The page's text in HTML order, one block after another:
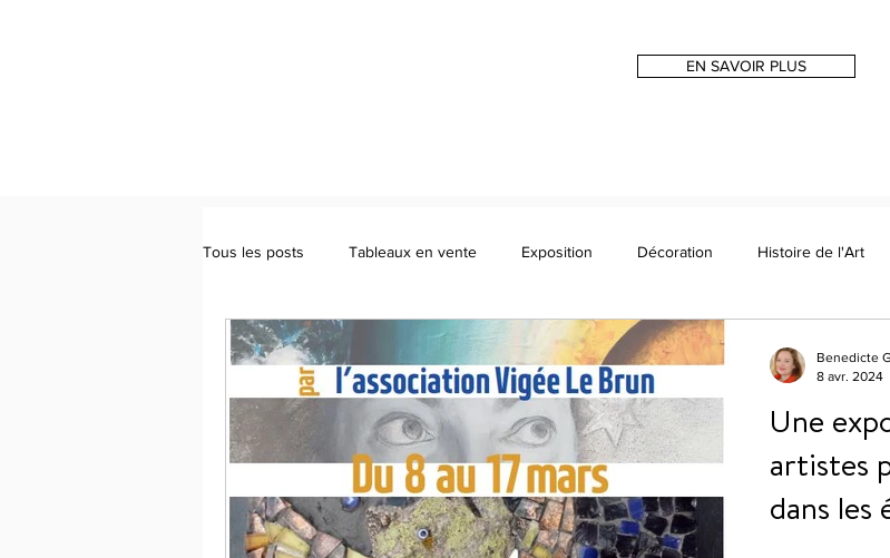
EN SAVOIR PLUS
Tous les posts Tableaux en vente Exposition Décoration Histoire de l'Art
L'arbre dans tous états !
Une
artistes
dans les
Benedicte
8 avr. 2024